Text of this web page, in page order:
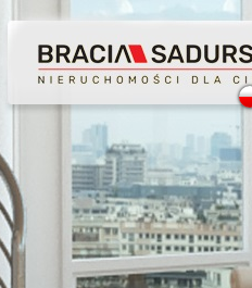
Profesjonalne
Gwarancja